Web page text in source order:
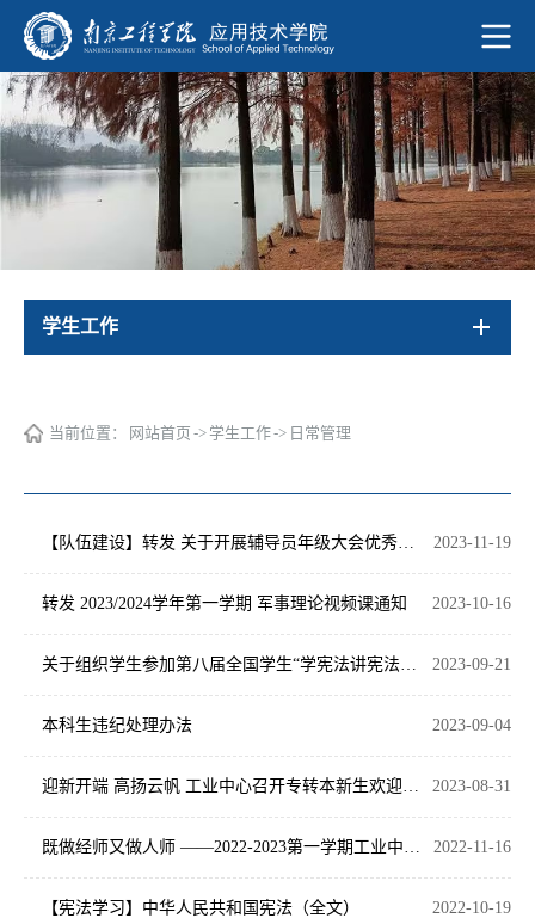
学生工作
当前位置： 网站首页 ->学生工作-> 日常管理
2023-11-19
2023-10-16
转发 2023/2024学年第一学期 军事理论视频课通知
2023-09-21
2023-09-04
本科生违纪处理办法
2023-08-31
2022-11-16
2022-10-19
【宪法学习】中华人民共和国宪法（全文）